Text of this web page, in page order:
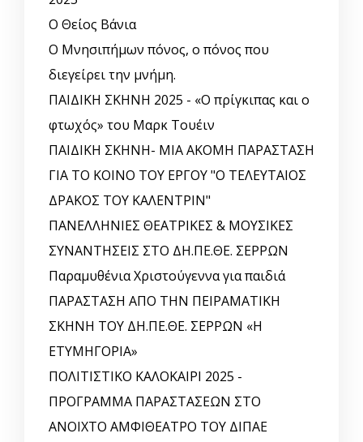
Ο Θείος Βάνια
Ο Μνησιπήμων πόνος, ο πόνος που
διεγείρει την μνήμη.
ΠΑΙΔΙΚΗ ΣΚΗΝΗ 2025 - «Ο πρίγκιπας και ο
φτωχός» του Μαρκ Τουέιν
ΠΑΙΔΙΚΗ ΣΚΗΝΗ- ΜΙΑ ΑΚΟΜΗ ΠΑΡΑΣΤΑΣΗ
ΓΙΑ ΤΟ ΚΟΙΝΟ ΤΟΥ ΕΡΓΟΥ "Ο ΤΕΛΕΥΤΑΙΟΣ
ΔΡΑΚΟΣ ΤΟΥ ΚΑΛΕΝΤΡΙΝ"
ΠΑΝΕΛΛΗΝΙΕΣ ΘΕΑΤΡΙΚΕΣ & ΜΟΥΣΙΚΕΣ
ΣΥΝΑΝΤΗΣΕΙΣ ΣΤΟ ΔΗ.ΠΕ.ΘΕ. ΣΕΡΡΩΝ
Παραμυθένια Χριστούγεννα για παιδιά
ΠΑΡΑΣΤΑΣΗ ΑΠΟ ΤΗΝ ΠΕΙΡΑΜΑΤΙΚΗ
ΣΚΗΝΗ ΤΟΥ ΔΗ.ΠΕ.ΘΕ. ΣΕΡΡΩΝ «Η
ΕΤΥΜΗΓΟΡΙΑ»
ΠΟΛΙΤΙΣΤΙΚΟ ΚΑΛΟΚΑΙΡΙ 2025 -
ΠΡΟΓΡΑΜΜΑ ΠΑΡΑΣΤΑΣΕΩΝ ΣΤΟ
ΑΝΟΙΧΤΟ ΑΜΦΙΘΕΑΤΡΟ ΤΟΥ ΔΙΠΑΕ